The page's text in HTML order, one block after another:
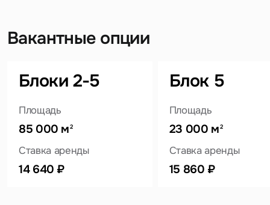
Вакантные опции
Блоки 2-5
Площадь
85 000 м 2
Ставка аренды
14 640 ₽
Блок 5
Площадь
23 000 м2
Ставка аренды
15 860 ₽
Задайте свой вопрос
Вопрос
Предложение
Это обязательное поле
Это обязательное поле